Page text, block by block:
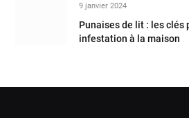
9 janvier 2024
Punaises de lit : les clés
infestation à la maison